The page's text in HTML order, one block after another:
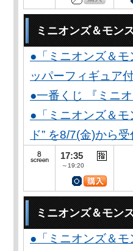
ミニオンズ＆モン
●「ミニオンズ＆
ッパーフィギュア
●一番くじ 『ミニ
●「ミニオンズ＆
ド” を8/7(金)から受
17:35
～19:20
ミニオンズ＆モン
●「ミニオンズ＆